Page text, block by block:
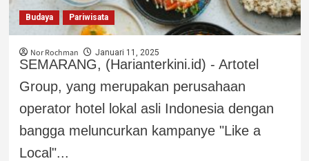
Budaya Pariwisata
Nor Rochman Januari 11, 2025
SEMARANG, (Harianterkini.id) - Artotel
Group, yang merupakan perusahaan
operator hotel lokal asli Indonesia dengan
bangga meluncurkan kampanye "Like a
Local"...